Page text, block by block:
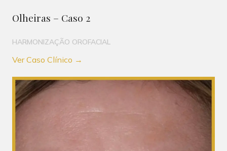
Olheiras – Caso 2
HARMONIZAÇÃO OROFACIAL
Ver Caso Clínico →